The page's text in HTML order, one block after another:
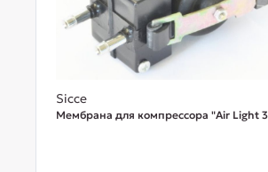
Sicce
Мембрана для компрессора "Air Light